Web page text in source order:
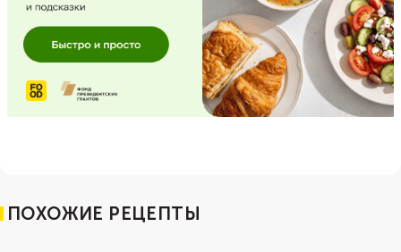
ПОХОЖИЕ РЕЦЕПТЫ